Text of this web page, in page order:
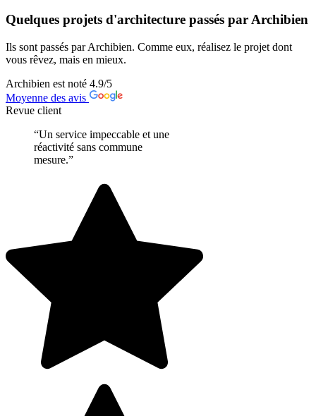
Quelques projets d'architecture passés par Archibien
Ils sont passés par Archibien. Comme eux, réalisez le projet dont
vous rêvez, mais en mieux.
Archibien est noté 4.9/5
Moyenne des avis
Revue client
“Un service impeccable et une
réactivité sans commune
mesure.”